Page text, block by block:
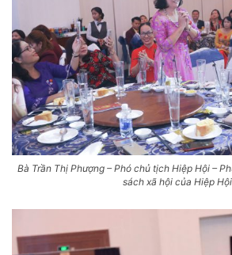
Bà Trần Thị Phượng – Phó chủ tịch Hiệp Hội –
sách xã hội của Hiệp Hội